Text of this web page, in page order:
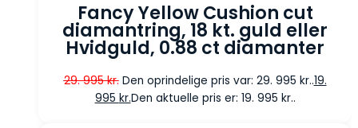
Fancy Yellow Cushion cut
diamantring, 18 kt. guld eller
Hvidguld, 0.88 ct diamanter
29. 995kr. Den oprindelige pris var: 29. 995 kr..19.
995 kr.Den aktuelle pris er: 19. 995 kr..